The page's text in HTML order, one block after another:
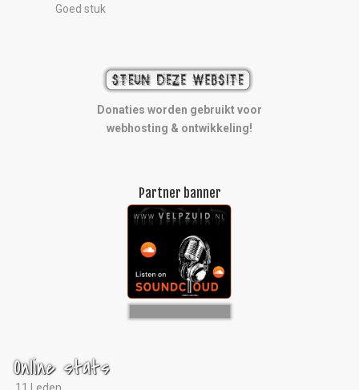
Goed stuk
Donaties worden gebruikt voor
webhosting & ontwikkeling!
Partner banner
Online stats